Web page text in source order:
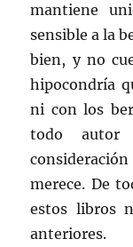
mantiene
sensible a la
bien, y no
hipocondría
ni con los
todo autor
merece. De
estos libros
anteriores.